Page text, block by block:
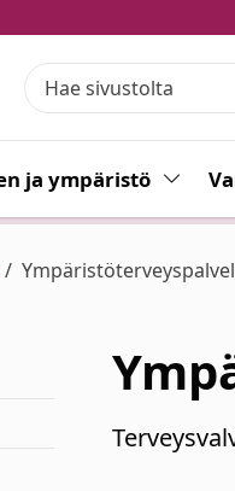
ja ympäristö Vaihda